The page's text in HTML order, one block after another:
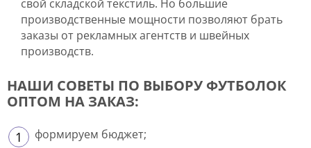
свой складской текстиль. Но большие
производственные мощности позволяют брать
заказы от рекламных агентств и швейных
производств.
НАШИ СОВЕТЫ ПО ВЫБОРУ ФУТБОЛОК
ОПТОМ НА ЗАКАЗ:
формируем бюджет;